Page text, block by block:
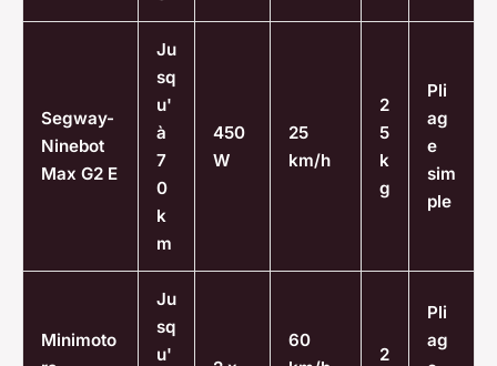
Segway-
Ninebot
Max G2 E
Ju
sq
u'
à
7
0
k
m
450
W
25
km/h
2
5
k
g
Pli
ag
e
sim
ple
Minimoto
Ju
sq
u'
60
2
Pli
ag